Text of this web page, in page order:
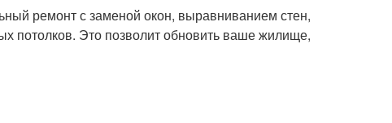
ремонт с заменой окон, выравниванием стен,
потолков. Это позволит обновить ваше жилище,